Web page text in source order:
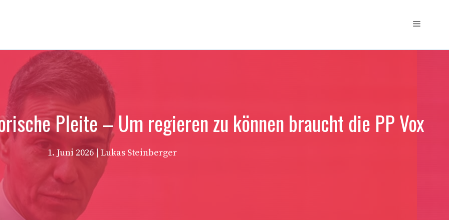
Menü
Pleite – Um regieren zu können braucht die PP Vox
1. Juni 2026 | Lukas Steinberger